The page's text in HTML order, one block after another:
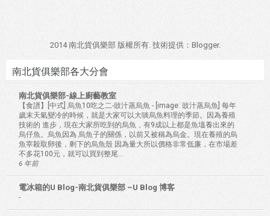
2014 南北貨俱樂部 版權所有. 技術提供： Blogger.
南北貨俱樂部各大分會
南北貨俱樂部-線上廚藝教室
【食譜】[中式] 烏魚10吃之二-豉汁蒸烏魚 - [image: 豉汁蒸烏魚] 每年
歲末天氣變冷的時候，就是大家可以大啖烏魚料理的季節。因為養殖
技術的 進步，現在大家所吃到的烏魚，有9成以上都是魚塭養出來的
烏仔魚。烏魚因為 烏魚子的關係，以前又被稱為烏金。現在養殖的烏
魚宰殺取卵後，剩下的烏魚殼 因為量大所以價格非常低廉，在市場差
不多花100元，就可以買到整尾...
6 年前
電冰箱的U Blog-南北貨俱樂部 –U Blog 博客
-